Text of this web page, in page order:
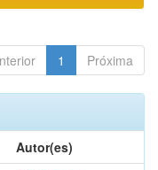
1 Próxima
Autor(es)